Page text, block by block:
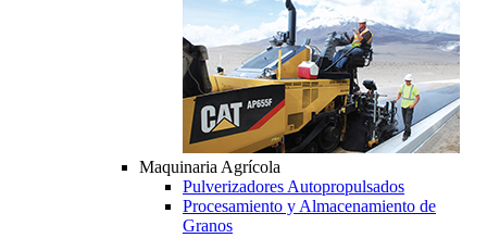
Maquinaria Agrícola
Pulverizadores Autopropulsados
Procesamiento y Almacenamiento de
Granos